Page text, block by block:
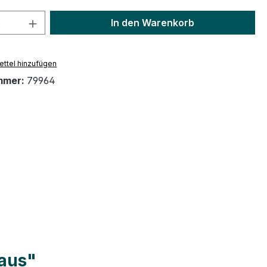
Anzahl: Gib den gewünschten Wert
In den Warenkorb
hinzufügen
79964